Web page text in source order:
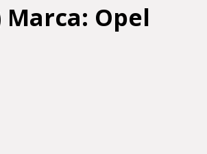
Marca: Opel